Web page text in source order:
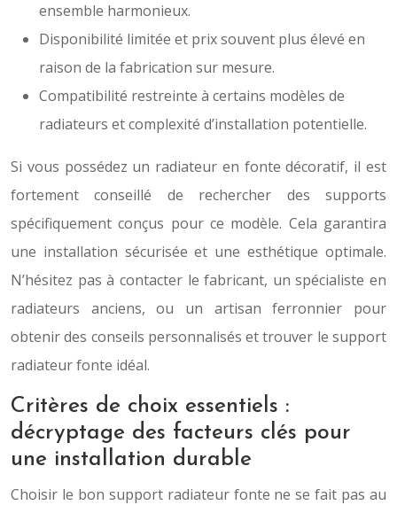
ensemble harmonieux.
Disponibilité limitée et prix souvent plus élevé en
raison de la fabrication sur mesure.
Compatibilité restreinte à certains modèles de
radiateurs et complexité d’installation potentielle.
Si vous possédez un radiateur en fonte décoratif, il est
fortement conseillé de rechercher des supports
spécifiquement conçus pour ce modèle. Cela garantira
une installation sécurisée et une esthétique optimale.
N’hésitez pas à contacter le fabricant, un spécialiste en
radiateurs anciens, ou un artisan ferronnier pour
obtenir des conseils personnalisés et trouver le support
radiateur fonte idéal.
Critères de choix essentiels :
décryptage des facteurs clés pour
une installation durable
Choisir le bon support radiateur fonte ne se fait pas au